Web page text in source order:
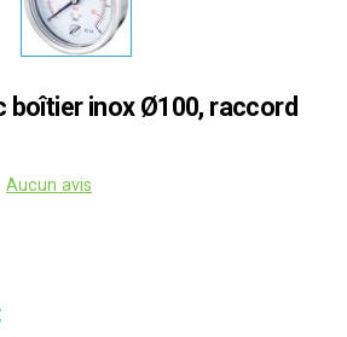
boîtier inox Ø100, raccord
Aucun avis